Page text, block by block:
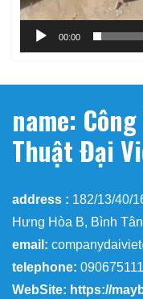
00:00
name:
Thuật Đại
address : 182/13/40/
Hưng Hòa B, Bình
email:
telephone:
WebSite: https://